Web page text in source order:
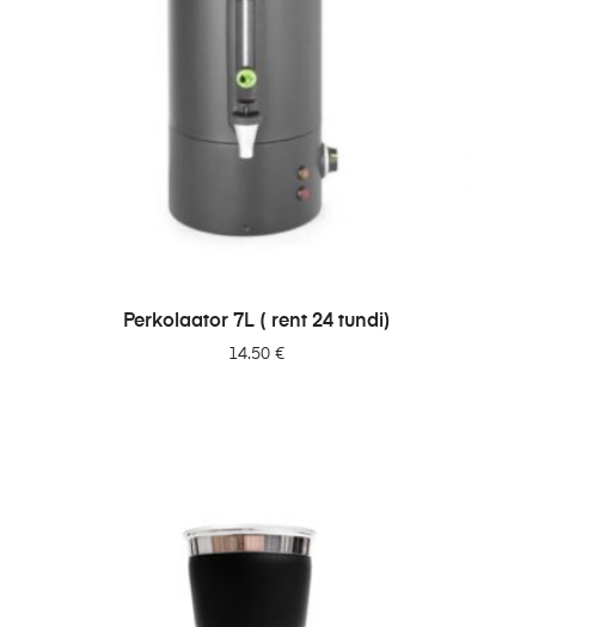
LISA PÄRINGUSSE
Perkolaator 7L ( rent 24 tundi)
14.50€